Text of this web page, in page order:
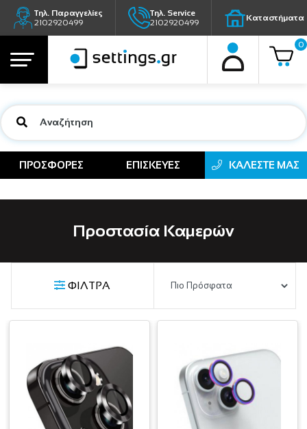
Τηλ. Παραγγελίες
2102920499
Τηλ. Service
2102920499
Καταστήματα
0
ΠΡΟΣΦΟΡΕΣ ΕΠΙΣΚΕΥΕΣ ΚΑΛΕΣΤΕ ΜΑΣ
Προστασία Καμερών
ΦΙΛΤΡΑ